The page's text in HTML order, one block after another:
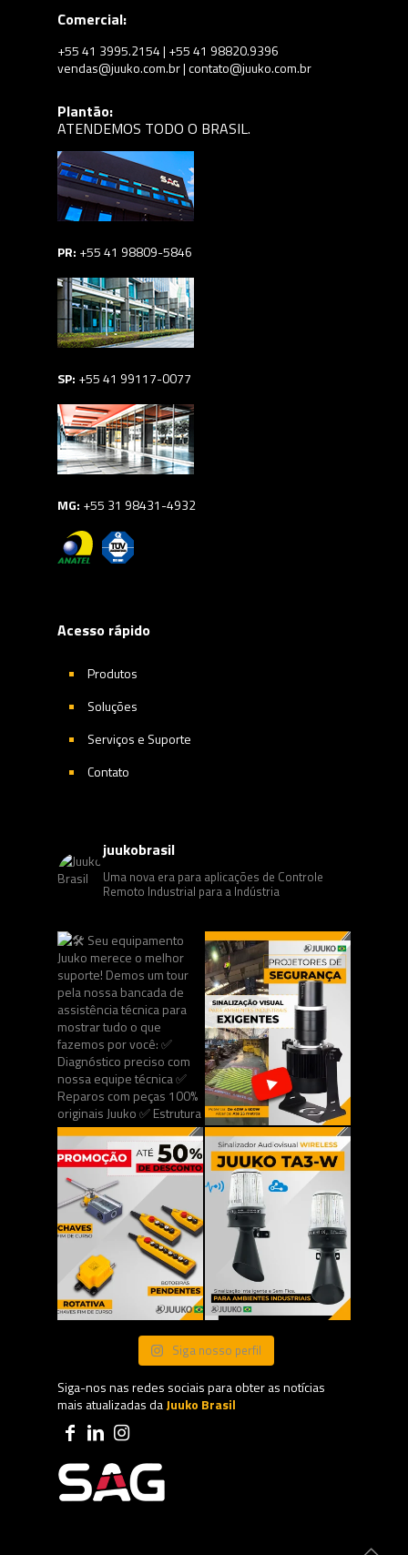
Comercial:
+55 41 3995.2154 | +55 41 98820.9396
vendas@juuko.com.br | contato@juuko.com.br
Plantão:
ATENDEMOS TODO O BRASIL.
PR: +55 41 98809-5846
SP: +55 41 99117-0077
MG: +55 31 98431-4932
Acesso rápido
Produtos
Soluções
Serviços e Suporte
Contato
juukobrasil
Uma nova era para aplicações de Controle
Remoto Industrial para a Indústria
Siga nosso perfil
Siga-nos nas redes sociais para obter as notícias
mais atualizadas daJuuko Brasil